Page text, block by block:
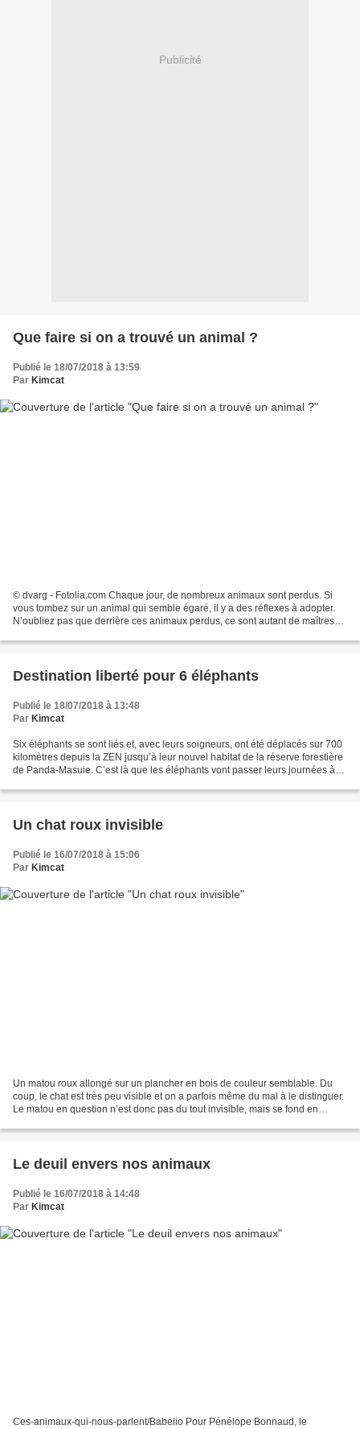
Publicité
Que faire si on a trouvé un animal ?
Publié le 18/07/2018 à 13:59
Par Kimcat
© dvarg - Fotolia.com Chaque jour, de nombreux animaux sont perdus. Si
vous tombez sur un animal qui semble égaré, il y a des réflexes à adopter.
N’oubliez pas que derrière ces animaux perdus, ce sont autant de maîtres
Destination liberté pour 6 éléphants
Publié le 18/07/2018 à 13:48
Par Kimcat
Six éléphants se sont liés et, avec leurs soigneurs, ont été déplacés sur 700
kilomètres depuis la ZEN jusqu’à leur nouvel habitat de la réserve forestière
de Panda-Masuie. C’est là que les éléphants vont passer leurs journées à
Un chat roux invisible
Publié le 16/07/2018 à 15:06
Par Kimcat
Un matou roux allongé sur un plancher en bois de couleur semblable. Du
coup, le chat est très peu visible et on a parfois même du mal à le distinguer.
Le matou en question n’est donc pas du tout invisible, mais se fond en
Le deuil envers nos animaux
Publié le 16/07/2018 à 14:48
Par Kimcat
Ces-animaux-qui-nous-parlent/Babelio Pour Pénélope Bonnaud, le